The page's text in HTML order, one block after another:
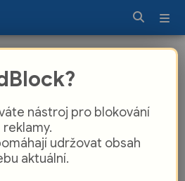
v Plzni překazili
nástroj pro blokování
reklamy.
udržovat obsah
aktuální.